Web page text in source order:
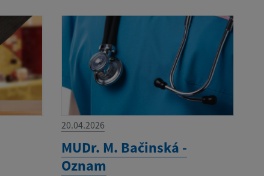
20.04.2026
MUDr. M. Bačinská -
Oznam